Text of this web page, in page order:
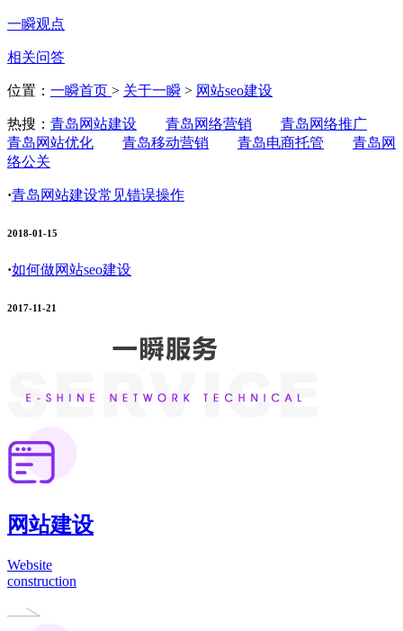
一瞬观点
相关问答
位置： 一瞬首页 > 关于一瞬 > 网站seo建设
热搜： 青岛网站建设 青岛网络营销
青岛网络推广
青岛网站优化
青岛移动营销 青岛电商托管
青岛网
络公关
·青岛网站建设常见错误操作
2018-01-15
·如何做网站seo建设
2017-11-21
网站建设
Website
construction